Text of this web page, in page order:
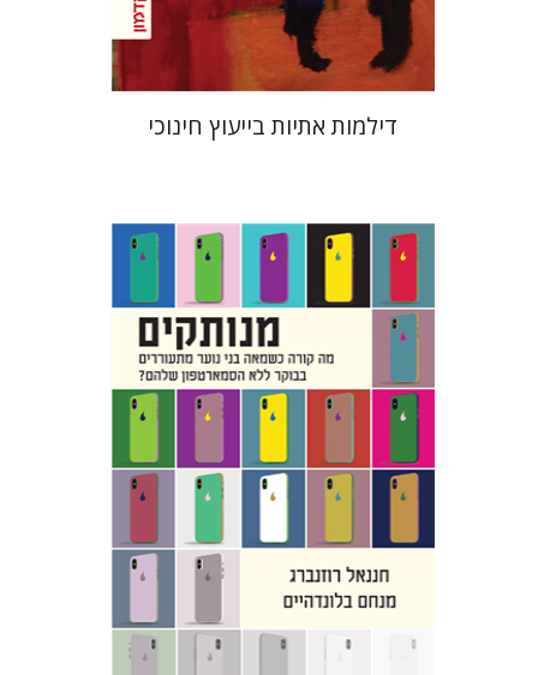
$35
$32
דילמות אתיות בייעוץ חינוכי
מנחם בלונדהיים
הנחת אתר ספר מודפס
$34
$31